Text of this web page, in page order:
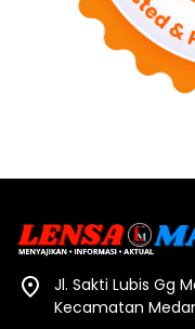
Jl. Sakti Lubis Gg
Kecamatan